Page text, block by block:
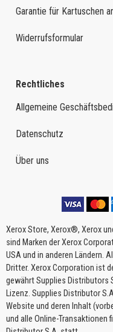
Garantie für Kartuschen
Widerrufsformular
Rechtliches
Allgemeine
Datenschutz
Über uns
Xerox Store, Xerox®, Xerox
sind Marken der Xerox
USA und in anderen Ländern.
Dritter. Xerox Corporation ist
gewährt Supplies Distributors
Lizenz. Supplies Distributor
Website und deren Inhalt
und alle Online-Transaktionen